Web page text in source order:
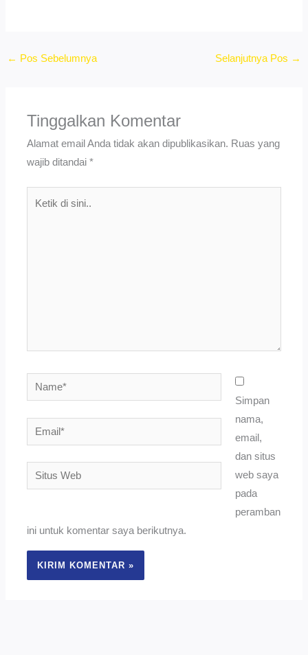
← Pos Sebelumnya Selanjutnya Pos →
Tinggalkan Komentar
Alamat email Anda tidak akan dipublikasikan. Ruas yang
wajib ditandai*
Name*
Email*
Situs
Web
Simpan
nama,
email,
dan situs
web saya
pada
peramban
ini untuk komentar saya berikutnya.